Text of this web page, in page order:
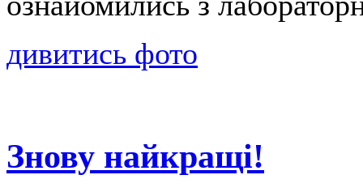
дивитись фото
Знову найкращі!